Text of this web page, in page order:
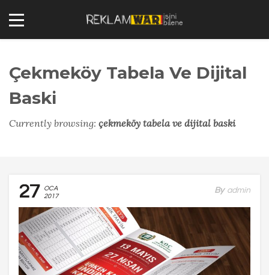
Çekmeköy Tabela Ve Dijital
Baski
Currently browsing: çekmeköy tabela ve dijital baski
27
OCA
2017
By Admin